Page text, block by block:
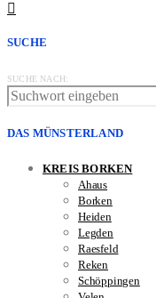
SUCHE
SUCHE NACH:
DAS MÜNSTERLAND
KREIS BORKEN
Ahaus
Borken
Heiden
Legden
Raesfeld
Reken
Schöppingen